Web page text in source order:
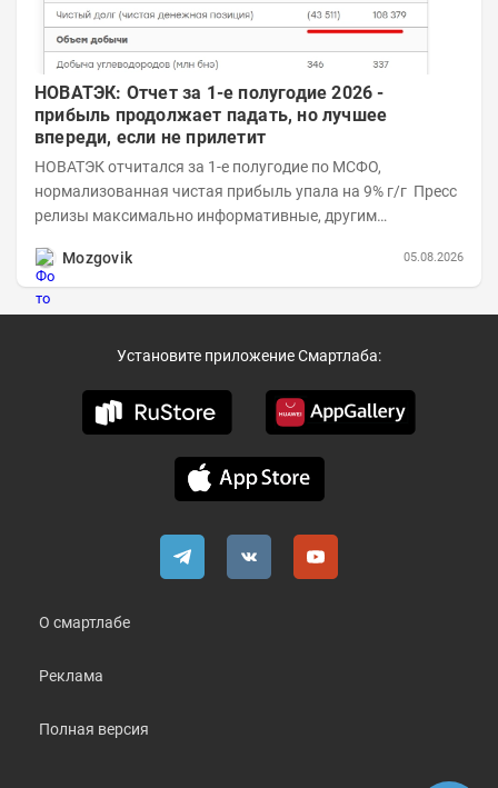
НОВАТЭК: Отчет за 1-е полугодие 2026 -
прибыль продолжает падать, но лучшее
впереди, если не прилетит
НОВАТЭК отчитался за 1-е полугодие по МСФО,
нормализованная чистая прибыль упала на 9% г/г Пресс
релизы максимально информативные, другим
Mozgovik
05.08.2026
Установите приложение Смартлаба:
О смартлабе
Реклама
Полная версия